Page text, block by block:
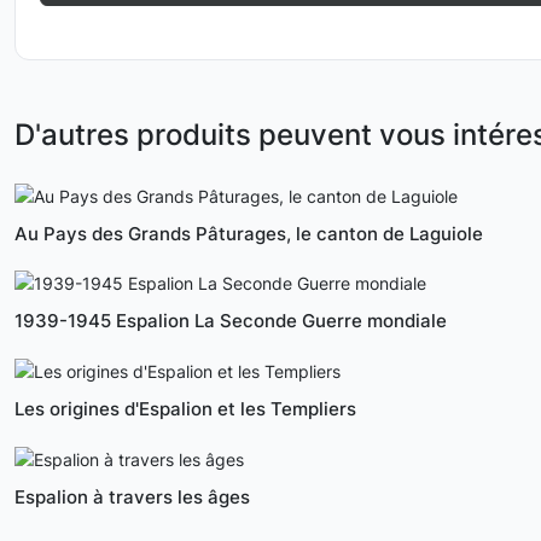
D'autres produits peuvent vous
Au Pays des Grands Pâturages, le canton de Laguiole
1939-1945 Espalion La Seconde Guerre mondiale
Les origines d'Espalion et les Templiers
Espalion à travers les âges